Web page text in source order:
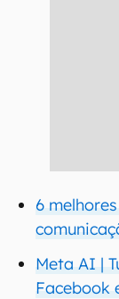
6
Meta AI |
Facebook